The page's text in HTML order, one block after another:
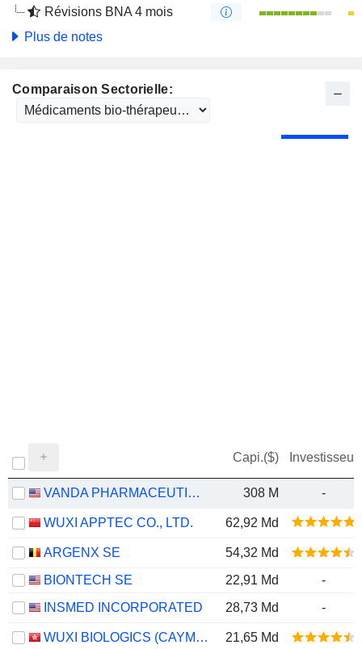
Révisions BNA 4 mois
Plus de notes
Comparaison Sectorielle:
Capi.($) Investisseur
VANDA PHARMACEUTICALS INC. 308 M -
WUXI APPTEC CO., LTD. 62,92 Md
ARGENX SE
54,32 Md
BIONTECH SE
22,91 Md
-
INSMED INCORPORATED
28,73 Md -
WUXI BIOLOGICS (CAYMAN) INC. 21,65 Md